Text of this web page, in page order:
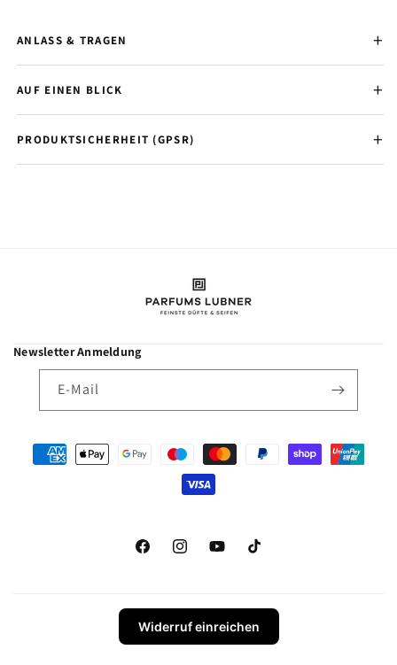
ANLASS & TRAGEN
AUF EINEN BLICK
PRODUKTSICHERHEIT (GPSR)
Newsletter Anmeldung
E-Mail
Zahlungsmethoden
FacebookInstagramYouTubeTikTok
Widerruf einreichen